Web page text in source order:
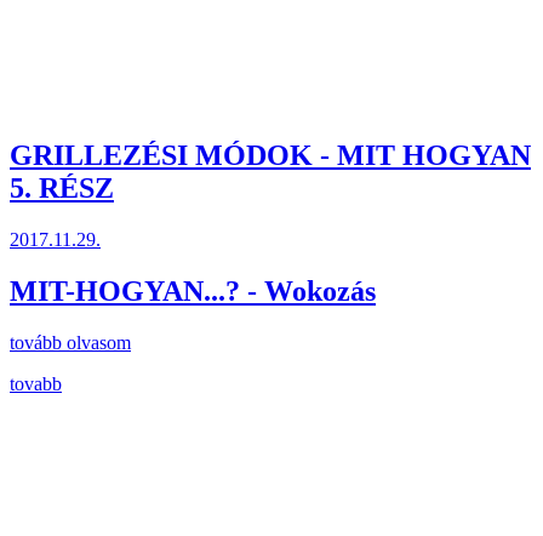
GRILLEZÉSI MÓDOK - MIT HOGYAN
5. RÉSZ
2017.11.29.
MIT-HOGYAN...? - Wokozás
tovább olvasom
tovabb